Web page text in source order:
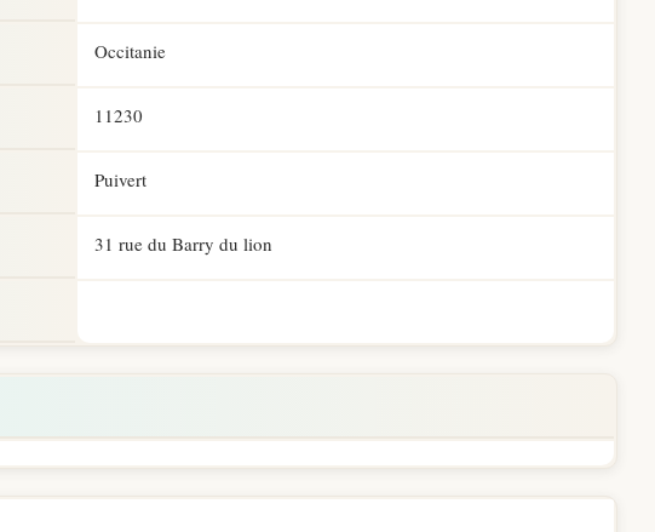
Occitanie
11230
Puivert
31 rue du Barry du lion